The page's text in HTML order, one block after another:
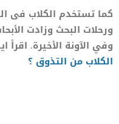
كما تستخدم الكلاب فى
ورحلات البحث وزادت
وفي الآونة الأخيرة. اقرأ
الكلاب من التذوق ؟